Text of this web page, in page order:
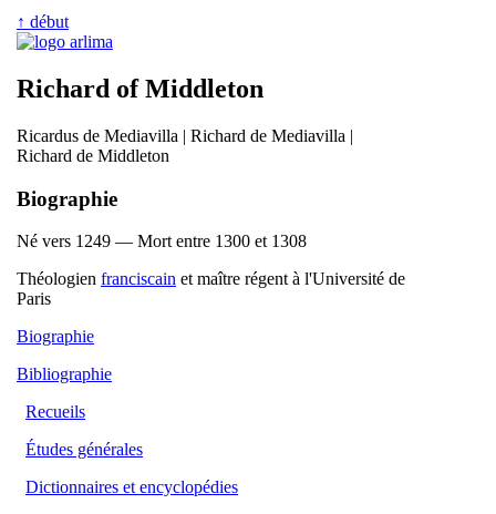
↑ début
Richard of Middleton
Ricardus de Mediavilla | Richard de Mediavilla |
Richard de Middleton
Biographie
Né vers 1249 — Mort entre 1300 et 1308
Théologien franciscain et maître régent à l'Université de
Paris
Biographie
Bibliographie
Recueils
Études générales
Dictionnaires et encyclopédies